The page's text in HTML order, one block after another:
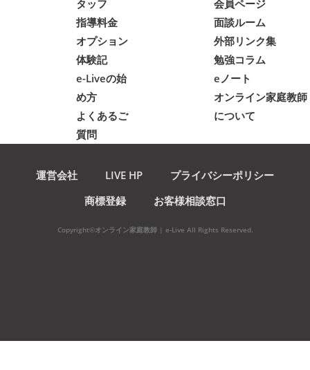
タッフ
指導料金
オプション
体験記
e-Liveの始
め方
よくあるご
質問
会員ページ
面談ルーム
外部リンク集
勉強コラム
eノート
オンライン家庭教師
について
運営会社 LIVE HP
プライバシーポリシー
商標登録
お客様相談窓口
Copyright©オンライン家庭教師 | e-Live All Rights Reserved.